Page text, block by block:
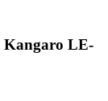
Kangaro LE-